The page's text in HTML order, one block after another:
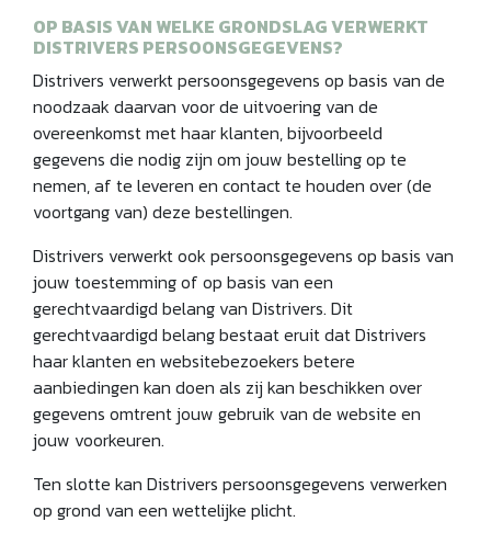
OP BASIS VAN WELKE GRONDSLAG VERWERKT
DISTRIVERS PERSOONSGEGEVENS?
Distrivers verwerkt persoonsgegevens op basis van de
noodzaak daarvan voor de uitvoering van de
overeenkomst met haar klanten, bijvoorbeeld
gegevens die nodig zijn om jouw bestelling op te
nemen, af te leveren en contact te houden over (de
voortgang van) deze bestellingen.
Distrivers verwerkt ook persoonsgegevens op basis van
jouw toestemming of op basis van een
gerechtvaardigd belang van Distrivers. Dit
gerechtvaardigd belang bestaat eruit dat Distrivers
haar klanten en websitebezoekers betere
aanbiedingen kan doen als zij kan beschikken over
gegevens omtrent jouw gebruik van de website en
jouw voorkeuren.
Ten slotte kan Distrivers persoonsgegevens verwerken
op grond van een wettelijke plicht.